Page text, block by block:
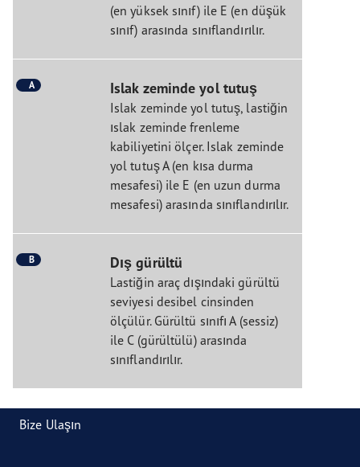
(en yüksek sınıf) ile E (en düşük
sınıf) arasında sınıflandırılır.
A Islak zeminde yol tutuş
Islak zeminde yol tutuş, lastiğin
ıslak zeminde frenleme
kabiliyetini ölçer. Islak zeminde
yol tutuş A (en kısa durma
mesafesi) ile E (en uzun durma
mesafesi) arasında sınıflandırılır.
B Dış gürültü
Lastiğin araç dışındaki gürültü
seviyesi desibel cinsinden
ölçülür. Gürültü sınıfı A (sessiz)
ile C (gürültülü) arasında
sınıflandırılır.
Bize Ulaşın